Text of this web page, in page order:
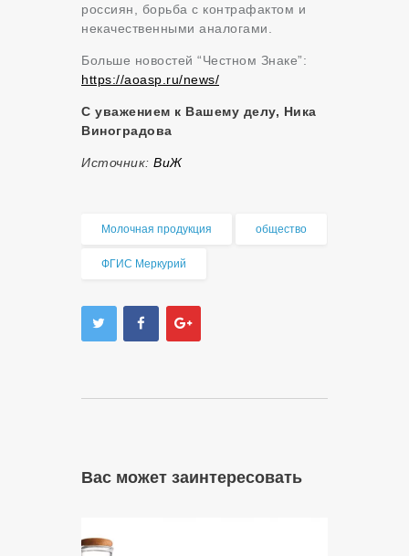
россиян, борьба с контрафактом и
некачественными аналогами.
Больше новостей “Честном Знаке”:
https://aoasp.ru/news/
С уважением к Вашему делу, Ника
Виноградова
Источник: ВиЖ
Молочная продукция общество
ФГИС Меркурий
Вас может заинтересовать